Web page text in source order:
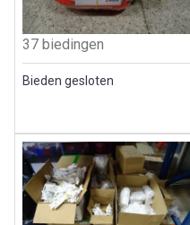
37 biedingen
Bieden gesloten